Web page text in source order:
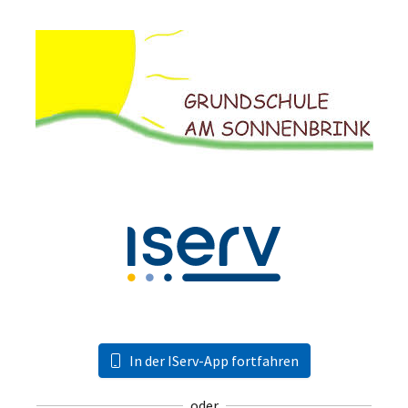
In der IServ-App fortfahren